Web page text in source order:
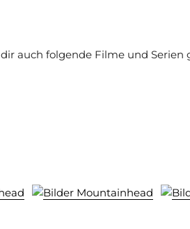
auch folgende Filme und Serien